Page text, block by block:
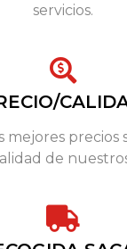
servicios.
mejores precios
de